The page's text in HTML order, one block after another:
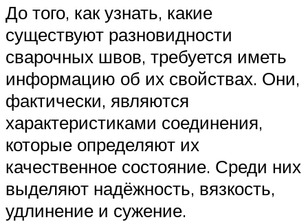
До того, как узнать, какие
существуют разновидности
сварочных швов, требуется иметь
информацию об их свойствах. Они,
фактически, являются
характеристиками соединения,
которые определяют их
качественное состояние. Среди них
выделяют надёжность, вязкость,
удлинение и сужение.